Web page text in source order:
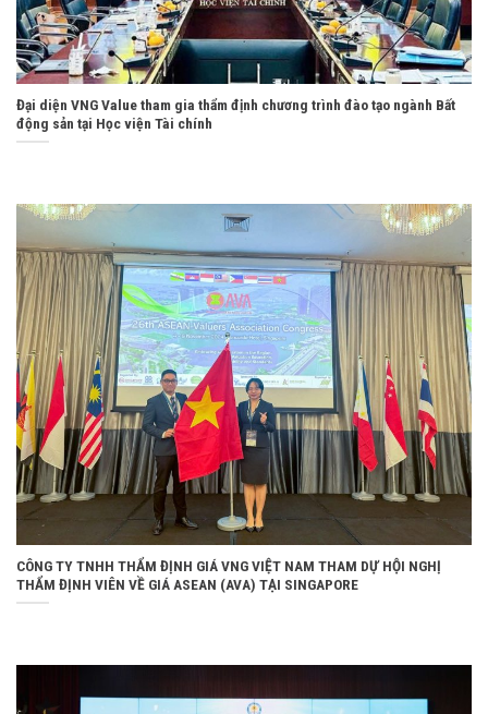
Đại diện VNG Value tham gia thẩm định chương trình đào tạo ngành Bất
động sản tại Học viện Tài chính
CÔNG TY TNHH THẨM ĐỊNH GIÁ VNG VIỆT NAM THAM DỰ HỘI NGHỊ
THẨM ĐỊNH VIÊN VỀ GIÁ ASEAN (AVA) TẠI SINGAPORE